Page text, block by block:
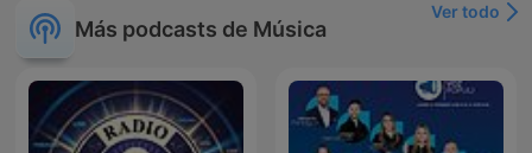
Más podcasts de Música
Ver todo